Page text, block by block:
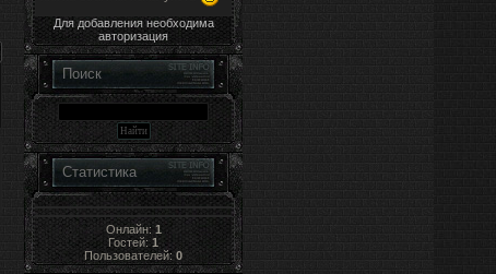
Для добавления необходима
авторизация
Поиск
Статистика
Онлайн: 1
Гостей:1
Пользователей: 0